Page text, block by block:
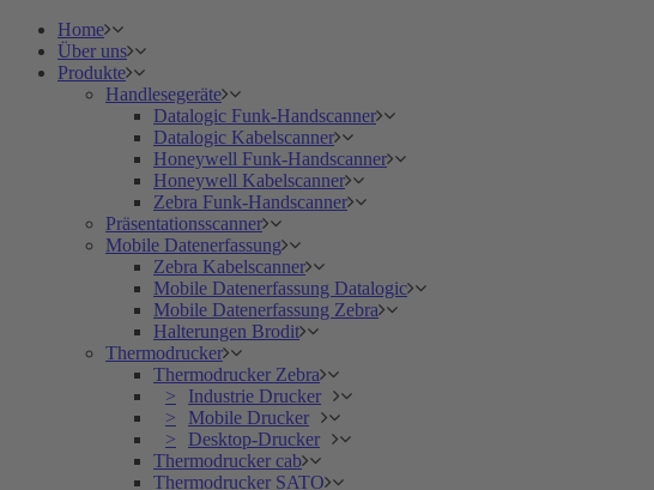
Home
Über uns
Produkte
Handlesegeräte
Datalogic Funk-Handscanner
Datalogic Kabelscanner
Honeywell Funk-Handscanner
Honeywell Kabelscanner
Zebra Funk-Handscanner
Präsentationsscanner
Mobile Datenerfassung
Zebra Kabelscanner
Mobile Datenerfassung Datalogic
Mobile Datenerfassung Zebra
Halterungen Brodit
Thermodrucker
Thermodrucker Zebra
Industrie Drucker
Mobile Drucker
Desktop-Drucker
Thermodrucker cab
Thermodrucker SATO